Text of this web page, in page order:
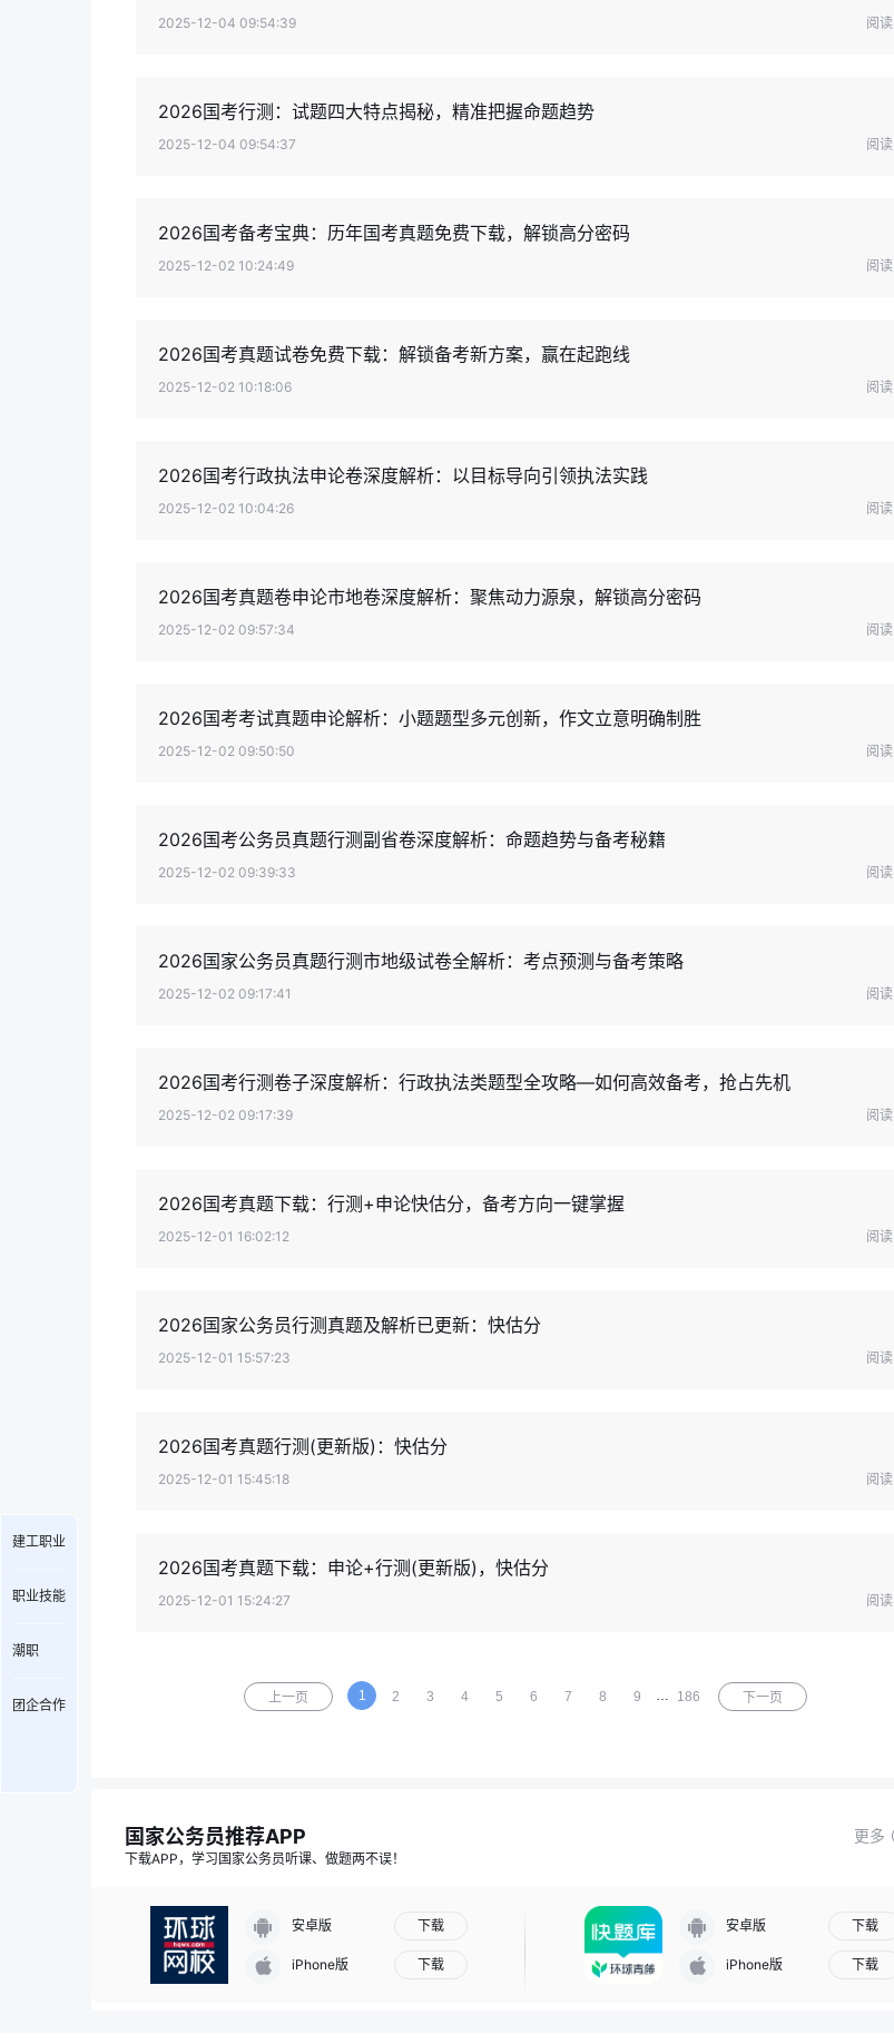
2025-12-04 09:54:39 阅读
2026国考行测：试题四大特点揭秘，精准把握命题趋势
2025-12-04 09:54:37 阅读
2026国考备考宝典：历年国考真题免费下载，解锁高分密码
2025-12-02 10:24:49 阅读
2026国考真题试卷免费下载：解锁备考新方案，赢在起跑线
2025-12-02 10:18:06 阅读
2026国考行政执法申论卷深度解析：以目标导向引领执法实践
2025-12-02 10:04:26 阅读
2026国考真题卷申论市地卷深度解析：聚焦动力源泉，解锁高分密码
2025-12-02 09:57:34 阅读
2026国考考试真题申论解析：小题题型多元创新，作文立意明确制胜
2025-12-02 09:50:50 阅读
2026国考公务员真题行测副省卷深度解析：命题趋势与备考秘籍
2025-12-02 09:39:33 阅读
2026国家公务员真题行测市地级试卷全解析：考点预测与备考策略
2025-12-02 09:17:41 阅读
2026国考行测卷子深度解析：行政执法类题型全攻略—如何高效备考，抢占先机
2025-12-02 09:17:39 阅读
2026国考真题下载：行测+申论快估分，备考方向一键掌握
2025-12-01 16:02:12 阅读
2026国家公务员行测真题及解析已更新：快估分
2025-12-01 15:57:23 阅读
2026国考真题行测(更新版)：快估分
2025-12-01 15:45:18 阅读
2026国考真题下载：申论+行测(更新版)，快估分
2025-12-01 15:24:27 阅读
上一页 1 2 3 4 5 6 7 8 9 … 186 下一页
国家公务员推荐APP 更多
下载APP，学习国家公务员听课、做题两不误！
安卓版 下载
iPhone版 下载
安卓版 下载
iPhone版 下载
建工职业
职业技能
潮职
团企合作